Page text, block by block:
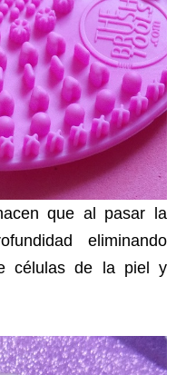
que al pasar la
eliminando
células de la piel y